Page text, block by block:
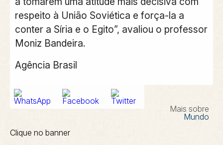
respeito à União Soviética e força-la a
conter a Síria e o Egito”, avaliou o professor
Moniz Bandeira.
Agência Brasil
Mais sobre
Mundo
Clique no banner